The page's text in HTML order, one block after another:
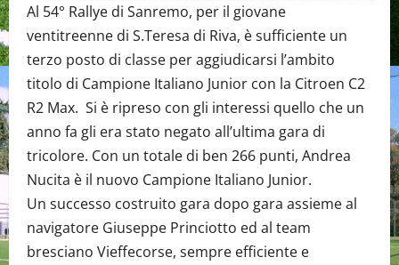
Al 54° Rallye di Sanremo, per il giovane
ventitreenne di S.Teresa di Riva, è sufficiente un
terzo posto di classe per aggiudicarsi l’ambito
titolo di Campione Italiano Junior con la Citroen C2
R2 Max. Si è ripreso con gli interessi quello che un
anno fa gli era stato negato all’ultima gara di
tricolore. Con un totale di ben 266 punti, Andrea
Nucita è il nuovo Campione Italiano Junior.
Un successo costruito gara dopo gara assieme al
navigatore Giuseppe Princiotto ed al team
bresciano Vieffecorse, sempre efficiente e